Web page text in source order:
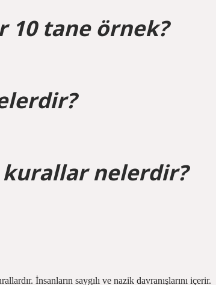
10 tane örnek?
kurallar nelerdir?
İnsanların saygılı ve nazik davranışlarını içerir.